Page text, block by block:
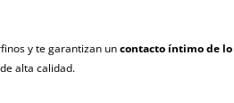
y te garantizan uncontacto íntimo de
alta calidad.